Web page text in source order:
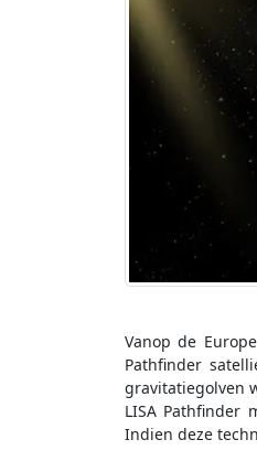
Vanop de
Pathfinder
gravitatiegolven
LISA
Indien deze